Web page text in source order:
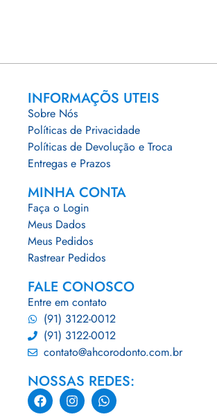
INFORMAÇÕS UTEIS
Sobre Nós
Políticas de Privacidade
Políticas de Devolução e Troca
Entregas e Prazos
MINHA CONTA
Faça o Login
Meus Dados
Meus Pedidos
Rastrear Pedidos
FALE CONOSCO
Entre em contato
(91) 3122-0012
(91) 3122-0012
contato@ahcorodonto.com.br
NOSSAS REDES: